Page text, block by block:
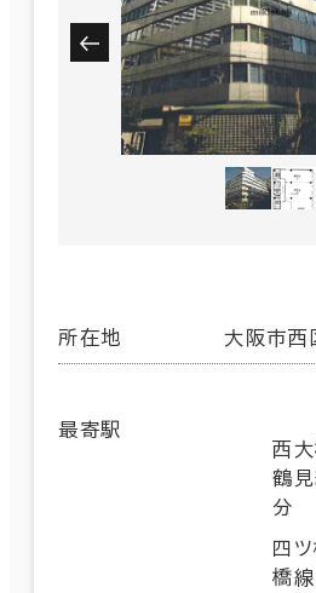
所在地 大阪市
最寄駅
西
鶴
分
四
橋